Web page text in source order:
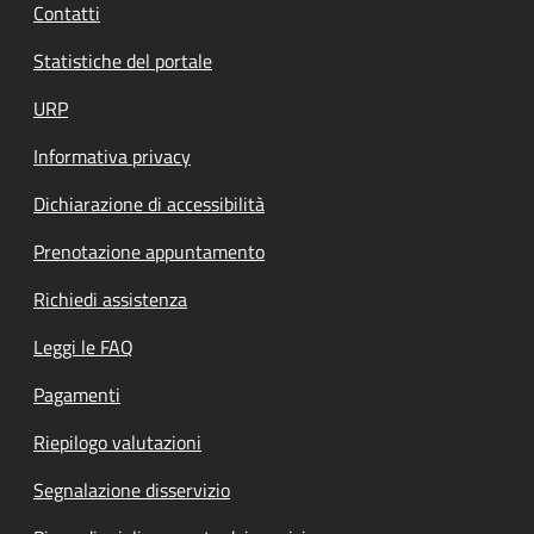
Contatti
Statistiche del portale
URP
Informativa privacy
Dichiarazione di accessibilità
Prenotazione appuntamento
Richiedi assistenza
Leggi le FAQ
Pagamenti
Riepilogo valutazioni
Segnalazione disservizio